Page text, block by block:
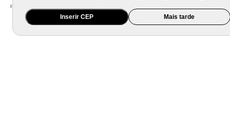
Inserir CEP Mais tarde
Home